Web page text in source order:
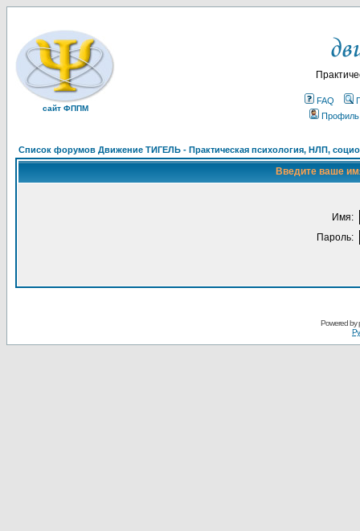
сайт ФППМ
FAQ
Профиль
Список форумов Движение ТИГЕЛЬ - Практическая психология, НЛП,
Введите ваше
Имя:
Пароль:
Powered by